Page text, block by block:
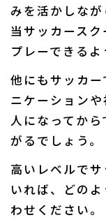
みを活かしなが
当サッカース
プレーできるよ
他にもサッカ
ニケーション
人になってか
がるでしょう。
高いレベルで
いれば、どの
わせください。